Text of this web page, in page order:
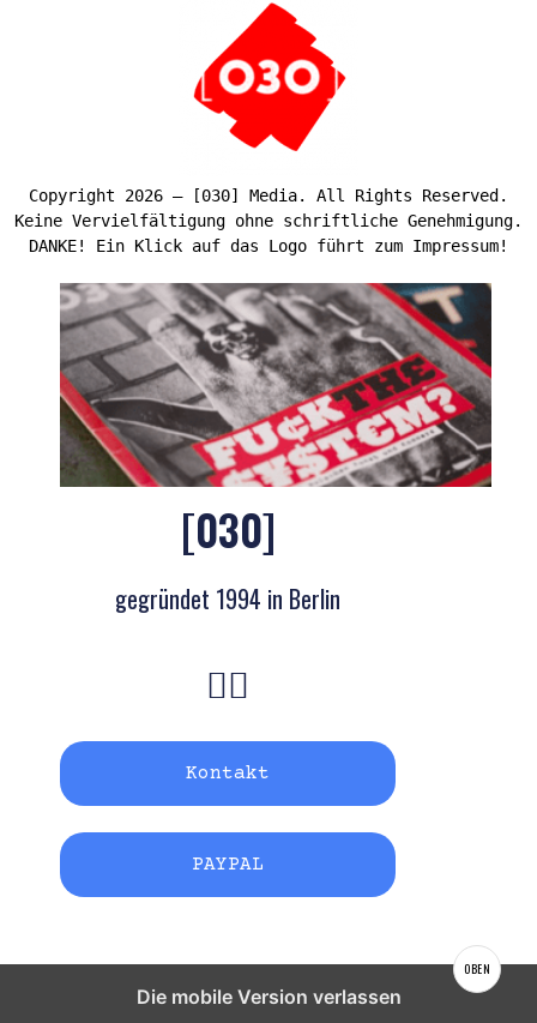
Copyright 2026 – [030] Media. All Rights Reserved.
Keine Vervielfältigung ohne schriftliche Genehmigung.
DANKE! Ein Klick auf das Logo führt zum Impressum!
[030]
gegründet 1994 in Berlin
Kontakt
PAYPAL
OBEN
Die mobile Version verlassen